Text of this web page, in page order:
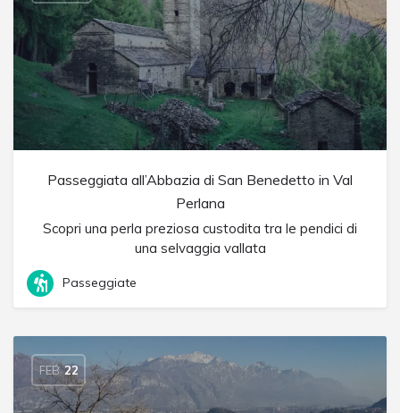
Passeggiata all’Abbazia di San Benedetto in Val
Perlana
Scopri una perla preziosa custodita tra le pendici di
una selvaggia vallata
Passeggiate
FEB 22